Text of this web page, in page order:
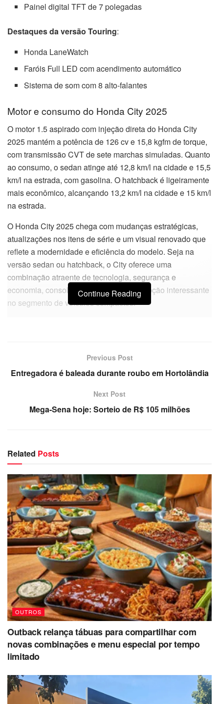
Painel digital TFT de 7 polegadas
Destaques da versão Touring:
Honda LaneWatch
Faróis Full LED com acendimento automático
Sistema de som com 8 alto-falantes
Motor e consumo do Honda City 2025
O motor 1.5 aspirado com injeção direta do Honda City
2025 mantém a potência de 126 cv e 15,8 kgfm de torque,
com transmissão CVT de sete marchas simuladas. Quanto
ao consumo, o sedan atinge até 12,8 km/l na cidade e 15,5
km/l na estrada, com gasolina. O hatchback é ligeiramente
mais econômico, alcançando 13,2 km/l na cidade e 15 km/l
na estrada.
O Honda City 2025 chega com mudanças estratégicas,
atualizações nos itens de série e um visual renovado que
reflete a modernidade e eficiência do modelo. Seja na
versão sedan ou hatchback, o City oferece uma
combinação atraente de tecnologia, segurança e
economia, consolidando-se como uma opção interessante
no segmento de veículos compactos.
Continue Reading
Previous Post
Entregadora é baleada durante roubo em Hortolândia
Next Post
Mega-Sena hoje: Sorteio de R$ 105 milhões
Related Posts
OUTROS
Outback relança tábuas para compartilhar com
novas combinações e menu especial por tempo
limitado